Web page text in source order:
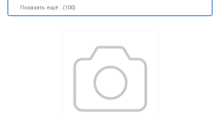
Показать ещё...(100)